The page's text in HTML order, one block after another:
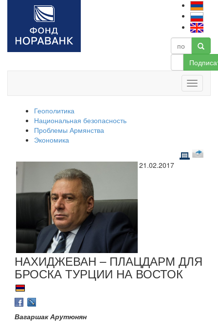
Геополитика
Национальная безопасность
Проблемы Армянства
Экономика
21.02.2017
НАХИДЖЕВАН – ПЛАЦДАРМ ДЛЯ
БРОСКА ТУРЦИИ НА ВОСТОК
Вагаршак Арутюнян